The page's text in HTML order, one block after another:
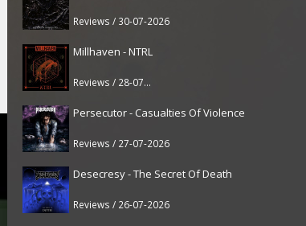
Reviews / 30-07-2026
Millhaven - NTRL
Reviews / 28-07-2026
Persecutor - Casualties Of Violence
Reviews / 27-07-2026
Desecresy - The Secret Of Death
Reviews / 26-07-2026